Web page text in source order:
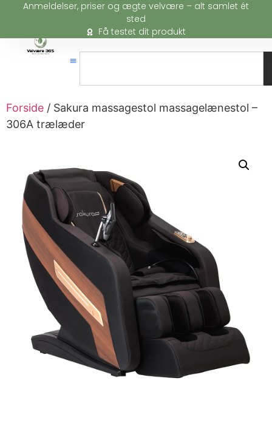
Anmeldelser, priser og ægte velvære – alt samlet ét
sted
Få testet dit produkt
Forside / Sakura massagestol massagelænestol –
306A trælæder